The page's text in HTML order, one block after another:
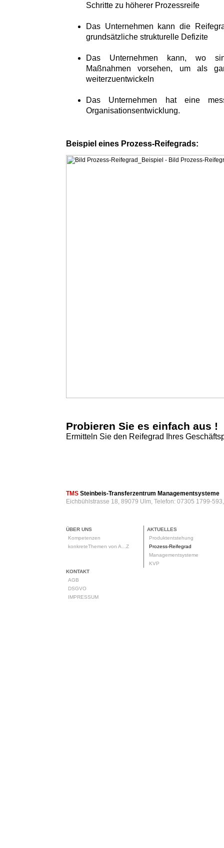
Schritte zu höherer Prozessreife
Das Unternehmen kann die
grundsätzliche strukturelle Defizite
Das Unternehmen kann, wo
Maßnahmen vorsehen, um als
weiterzuentwickeln
Das Unternehmen hat eine
Organisationsentwicklung.
Beispiel eines Prozess-Reifegrads:
Probieren Sie es einfach aus !
Ermitteln Sie den Reifegrad Ihres
TMS Steinbeis-Transferzentrum Managementsysteme
Eichbühlstrasse 18, 89079 Ulm, Telefon: 07305 1799-
ÜBER UNS
Kompetenzen
konkreteThemen von A...Z
AKTUELLES
Produktentstehung
Prozess-Reifegrad
Managementsysteme
KVP
KONTAKT
AGB
DSGVO
IMPRESSUM